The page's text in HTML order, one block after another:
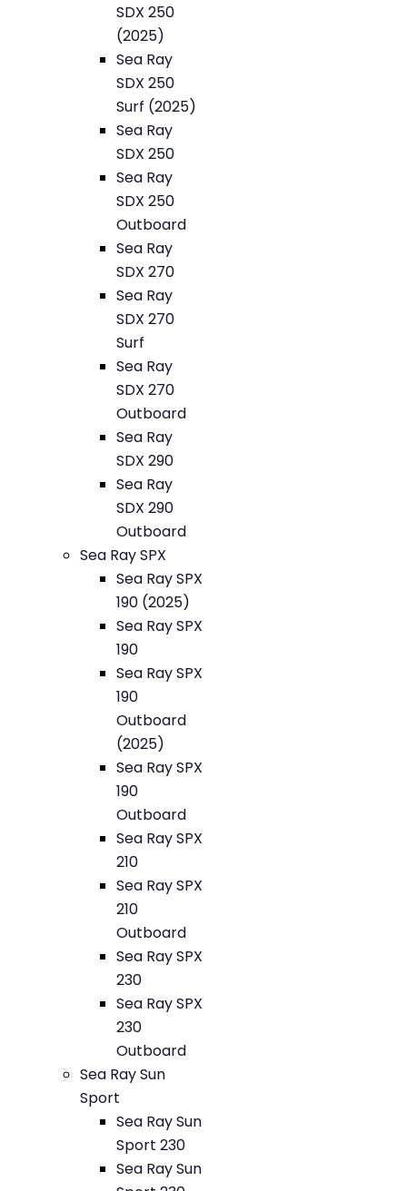
SDX 250
(2025)
Sea Ray
SDX 250
Surf (2025)
Sea Ray
SDX 250
Sea Ray
SDX 250
Outboard
Sea Ray
SDX 270
Sea Ray
SDX 270
Surf
Sea Ray
SDX 270
Outboard
Sea Ray
SDX 290
Sea Ray
SDX 290
Outboard
Sea Ray SPX
Sea Ray SPX
190 (2025)
Sea Ray SPX
190
Sea Ray SPX
190
Outboard
(2025)
Sea Ray SPX
190
Outboard
Sea Ray SPX
210
Sea Ray SPX
210
Outboard
Sea Ray SPX
230
Sea Ray SPX
230
Outboard
Sea Ray Sun
Sport
Sea Ray Sun
Sport 230
Sea Ray Sun